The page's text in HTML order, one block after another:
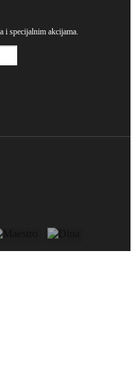
i specijalnim akcijama.